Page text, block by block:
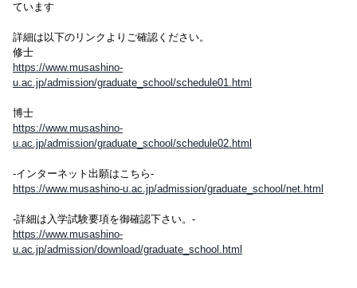
ています
詳細は以下のリンクよりご確認ください。
修士
https://www.musashino-
u.ac.jp/admission/graduate_school/schedule01.html
博士
https://www.musashino-
u.ac.jp/admission/graduate_school/schedule02.html
-インターネット出願はこちら-
https://www.musashino-u.ac.jp/admission/graduate_school/net.html
-詳細は入学試験要項を御確認下さい。-
https://www.musashino-
u.ac.jp/admission/download/graduate_school.html